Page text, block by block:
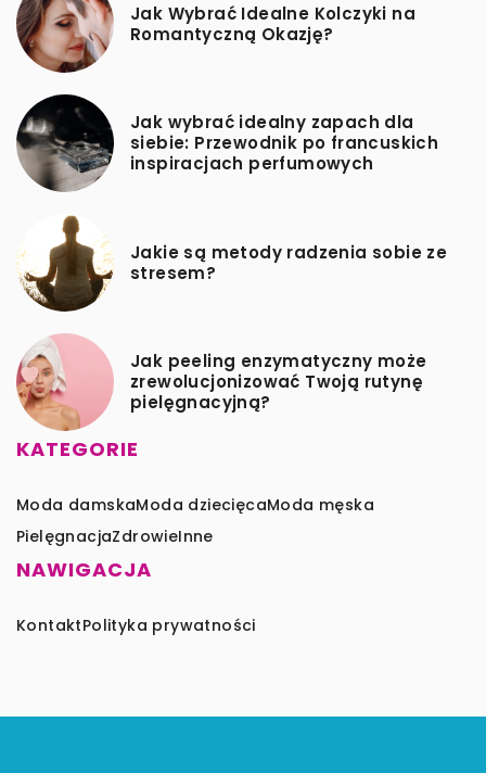
Jak Wybrać Idealne Kolczyki na
Romantyczną Okazję?
Jak wybrać idealny zapach dla
siebie: Przewodnik po francuskich
inspiracjach perfumowych
Jakie są metody radzenia sobie ze
stresem?
Jak peeling enzymatyczny może
zrewolucjonizować Twoją rutynę
pielęgnacyjną?
KATEGORIE
Moda damskaModa dziecięcaModa męska
PielęgnacjaZdrowieInne
NAWIGACJA
KontaktPolityka prywatności